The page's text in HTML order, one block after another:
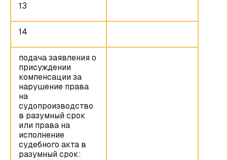
13
14
подача заявления о
присуждении
компенсации за
нарушение права
на
судопроизводство
в разумный срок
или права на
исполнение
судебного акта в
разумный срок: